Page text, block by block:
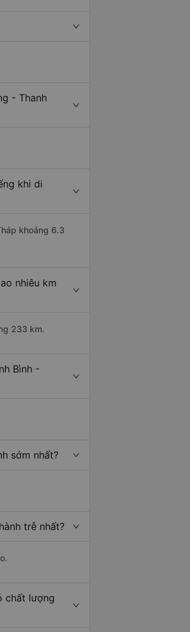
- Thanh
khi di
khoảng 6.3
nhiêu km
233 km.
Bình -
sớm nhất?
trễ nhất?
chất lượng